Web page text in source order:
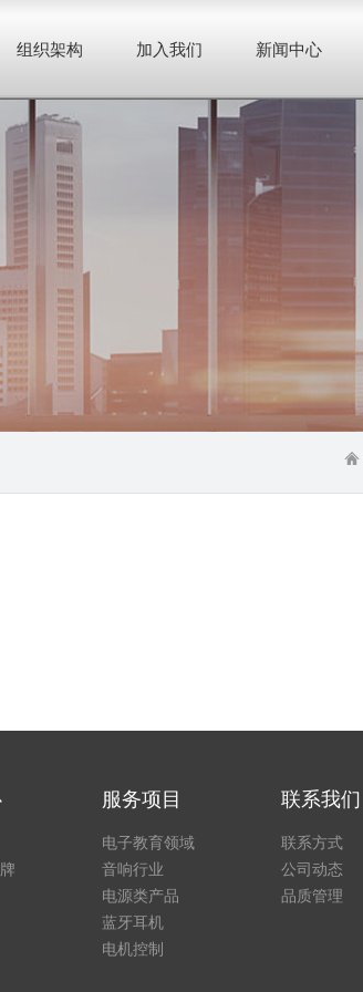
组织架构 加入我们 新闻中心
服务项目
电子教育领域
音响行业
电源类产品
蓝牙耳机
电机控制
联系我们
联系方式
公司动态
品质管理